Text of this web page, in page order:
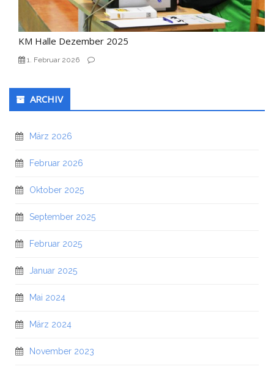
KM Halle Dezember 2025
1. Februar 2026
ARCHIV
März 2026
Februar 2026
Oktober 2025
September 2025
Februar 2025
Januar 2025
Mai 2024
März 2024
November 2023